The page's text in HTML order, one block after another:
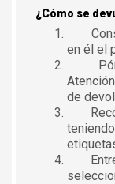
¿Cómo se
en él el
de